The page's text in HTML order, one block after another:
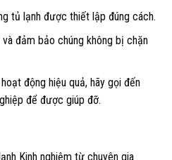
tủ lạnh được thiết lập đúng cách.
đảm bảo chúng không bị chặn
động hiệu quả, hãy gọi đến
để được giúp đỡ.